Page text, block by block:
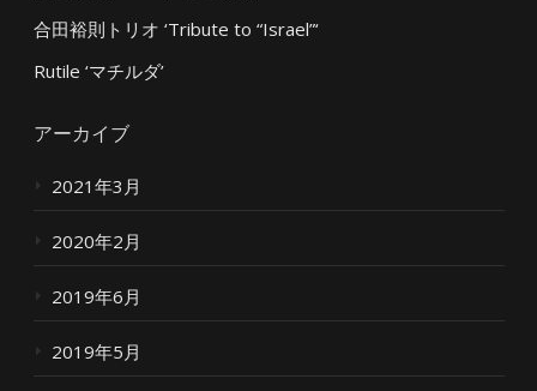
合田裕則トリオ ‘Tribute to “Israel”‘
Rutile ‘マチルダ’
アーカイブ
2021年3月
2020年2月
2019年6月
2019年5月